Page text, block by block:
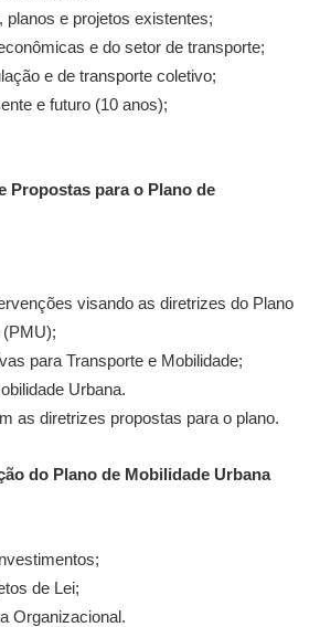
e projetos existentes;
e do setor de transporte;
e de transporte coletivo;
e futuro (10 anos);
Propostas para o Plano de
visando as diretrizes do Plano
(PMU);
para Transporte e Mobilidade;
Urbana.
as diretrizes propostas para o plano.
do Plano de Mobilidade Urbana
de Lei;
Organizacional.